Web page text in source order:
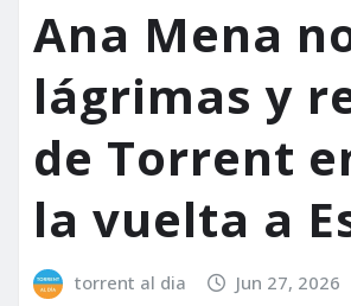
Ana Mena
lágrimas y
de Torrent
la vuelta a
torrent al dia Jun 27, 2026